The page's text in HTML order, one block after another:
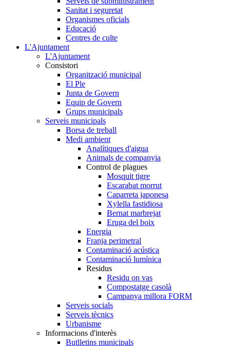
Sanitat i seguretat
Organismes oficials
Educació
Centres de culte
L'Ajuntament
L'Ajuntament
Consistori
Organització municipal
El Ple
Junta de Govern
Equip de Govern
Grups municipals
Serveis municipals
Borsa de treball
Medi ambient
Analítiques d'aigua
Animals de companyia
Control de plagues
Mosquit tigre
Escarabat morrut
Caparreta japonesa
Xylella fastidiosa
Bernat marbrejat
Eruga del boix
Energia
Franja perimetral
Contaminació acústica
Contaminació lumínica
Residus
Residu on vas
Compostatge casolà
Campanya millora FORM
Serveis socials
Serveis tècnics
Urbanisme
Informacions d'interès
Butlletins municipals